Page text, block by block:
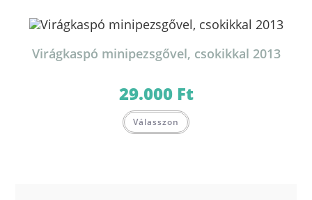
Virágkaspó minipezsgővel, csokikkal 2013
29.000 Ft
Válasszon